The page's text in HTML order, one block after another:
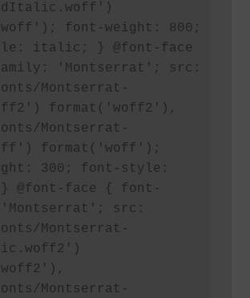
font-weight: 800;
italic; } @font-face
'Montserrat'; src:
Montserrat-
format('woff2'),
Montserrat-
format('woff');
300; font-style:
} @font-face { font-
src:
Montserrat-
Montserrat-